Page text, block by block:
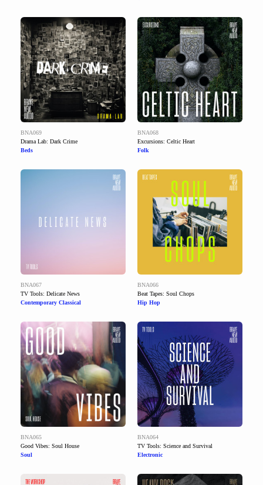
BNA069
Drama Lab: Dark Crime
Beds
BNA068
Excursions: Celtic Heart
Folk
BNA067
TV Tools: Delicate News
Contemporary Classical
BNA066
Beat Tapes: Soul Chops
Hip Hop
BNA065
Good Vibes: Soul House
Soul
BNA064
TV Tools: Science and Survival
Electronic